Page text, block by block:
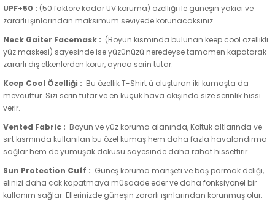
UPF+50 : (50 faktöre kadar UV koruma) özelliği ile güneşin yakıcı ve
zararlı ışınlarından maksimum seviyede korunacaksınız.
Neck Gaiter Facemask : (Boyun kısmında bulunan keep cool özellikli
yüz maskesi) sayesinde ise yüzünüzü neredeyse tamamen kapatarak
zararlı dış etkenlerden korur, ayrıca serin tutar.
Keep Cool Özelliği : Bu özellik T-Shirt ü oluşturan iki kumaşta da
mevcuttur. Sizi serin tutar ve en küçük hava akışında size serinlik hissi
verir.
Vented Fabric : Boyun ve yüz koruma alanında, Koltuk altlarında ve
sırt kısmında kullanılan bu özel kumaş hem daha fazla havalandırma
sağlar hem de yumuşak dokusu sayesinde daha rahat hissettirir.
Sun Protection Cuff : Güneş koruma manşeti ve baş parmak deliği,
elinizi daha çok kapatmaya müsaade eder ve daha fonksiyonel bir
kullanım sağlar. Ellerinizde güneşin zararlı ışınlarından korunmuş olur.